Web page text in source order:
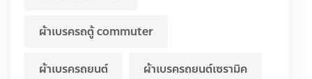
ผ้าเบรครถตู้ commuter
ผ้าเบรครถยนต์ ผ้าเบรครถยนต์เซรามิค